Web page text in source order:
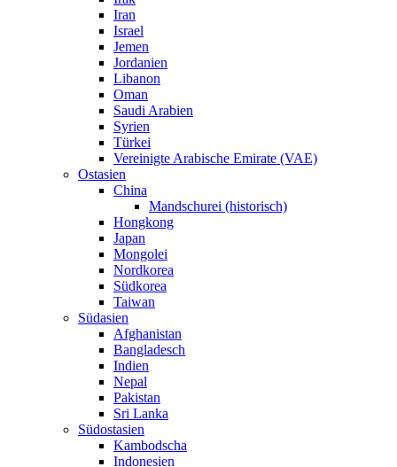
Iran
Israel
Jemen
Jordanien
Libanon
Oman
Saudi Arabien
Syrien
Türkei
Vereinigte Arabische Emirate (VAE)
Ostasien
China
Mandschurei (historisch)
Hongkong
Japan
Mongolei
Nordkorea
Südkorea
Taiwan
Südasien
Afghanistan
Bangladesch
Indien
Nepal
Pakistan
Sri Lanka
Südostasien
Kambodscha
Indonesien